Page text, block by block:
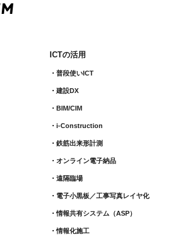
ICTの活用
普段使いICT
建設DX
BIM/CIM
i-Construction
鉄筋出来形計測​
オンライン電子納品
遠隔臨場
電子小黒板／工事写真レイヤ化
情報共有システム（ASP）
情報化施工